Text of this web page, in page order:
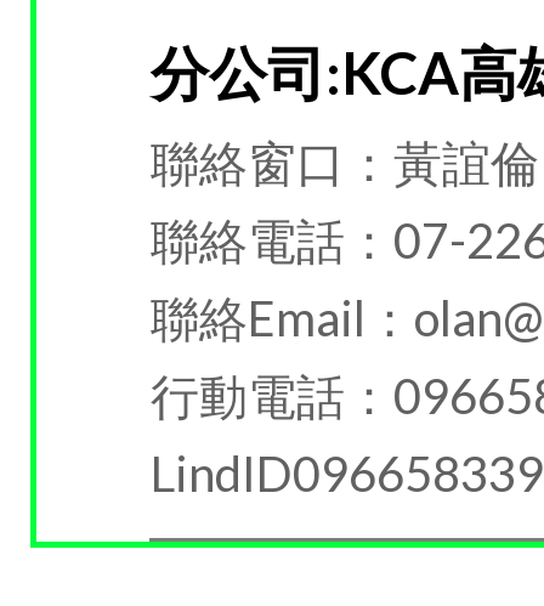
分公司:KCA高
聯絡窗口：黃誼倫
聯絡電話：07-
聯絡Email：
行動電話：